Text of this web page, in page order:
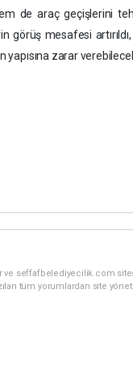
de araç geçişlerini
mesafesi
zarar
ve seffafbelediyecilik.com
tüm yorumlardan site